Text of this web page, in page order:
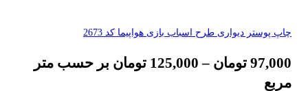
چاپ پوستر دیواری طرح اسباب بازی هواپیما کد 2673
97,000 تومان –
125,000 تومان بر حسب متر
مربع